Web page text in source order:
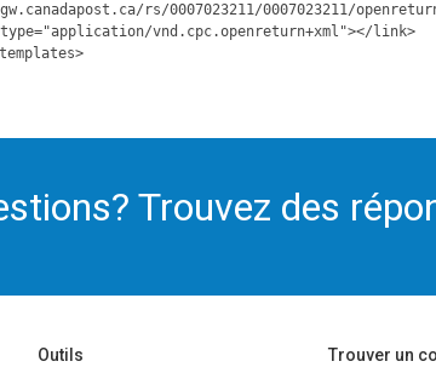
gw.canadapost.ca/rs/0007023211/0007023211/
type="application/vnd.cpc.openreturn+xml"></link>
Trouvez des
Outils Trouver un